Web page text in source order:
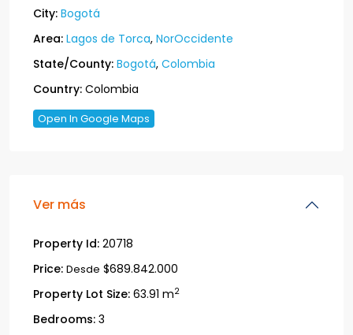
City: Bogotá
Area: Lagos de Torca, NorOccidente
State/County: Bogotá, Colombia
Country: Colombia
Open In Google Maps
Ver más
Property Id: 20718
Price: Desde $689.842.000
Property Lot Size: 63.91 m2
Bedrooms: 3